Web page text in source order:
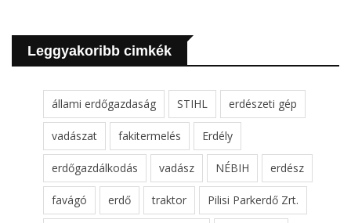
Leggyakoribb cimkék
állami erdőgazdaság STIHL erdészeti gép
vadászat fakitermelés Erdély
erdőgazdálkodás vadász NÉBIH erdész
favágó erdő traktor Pilisi Parkerdő Zrt.